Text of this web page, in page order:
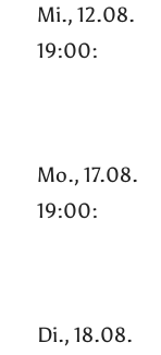
Mi., 12.08.
19:00:
Mo., 17.08.
19:00:
Di., 18.08.